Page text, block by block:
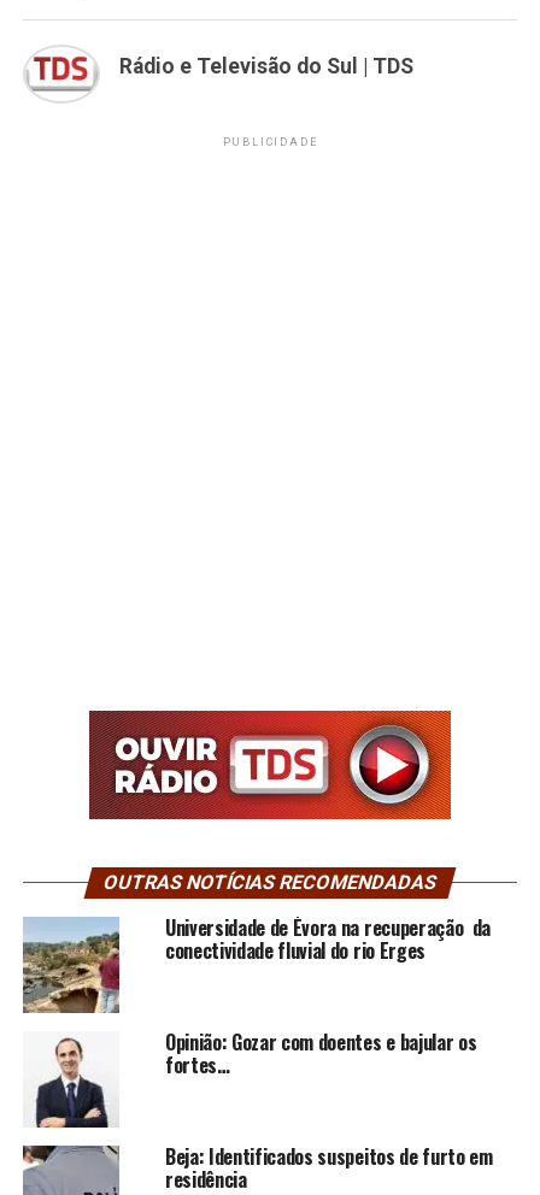
Rádio e Televisão do Sul | TDS
PUBLICIDADE
OUTRAS NOTÍCIAS RECOMENDADAS
Universidade de Évora na recuperação da
conectividade fluvial do rio Erges
Opinião: Gozar com doentes e bajular os
fortes…
Beja: Identificados suspeitos de furto em
residência